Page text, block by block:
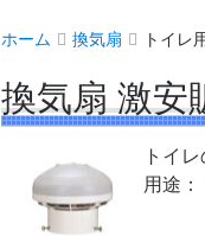
ホーム 換気扇 トイレ
換気扇 激安
トイ
用途：